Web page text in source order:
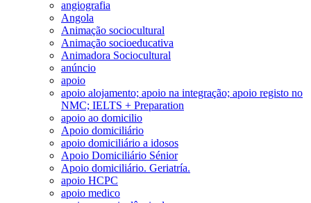
angiografia
Angola
Animação sociocultural
Animação socioeducativa
Animadora Sociocultural
anúncio
apoio
apoio alojamento; apoio na integração; apoio registo no
NMC; IELTS + Preparation
apoio ao domicilio
Apoio domiciliário
apoio domiciliário a idosos
Apoio Domiciliário Sénior
Apoio domiciliário. Geriatría.
apoio HCPC
apoio medico